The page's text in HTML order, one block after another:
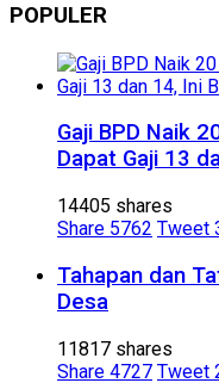
POPULER
Gaji BPD Naik
Dapat Gaji 13
14405 shares
Share 5762 Tweet
Tahapan dan
Desa
11817 shares
Share 4727 Tweet